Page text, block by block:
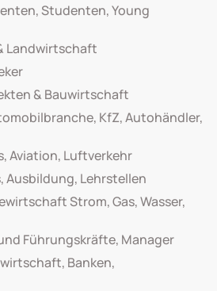
Studenten, Young
Landwirtschaft
& Bauwirtschaft
KfZ, Autohändler,
Aviation, Luftverkehr
Ausbildung, Lehrstellen
Strom, Gas, Wasser,
Führungskräfte, Manager
Banken,